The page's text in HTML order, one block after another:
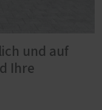
und auf
Ihre